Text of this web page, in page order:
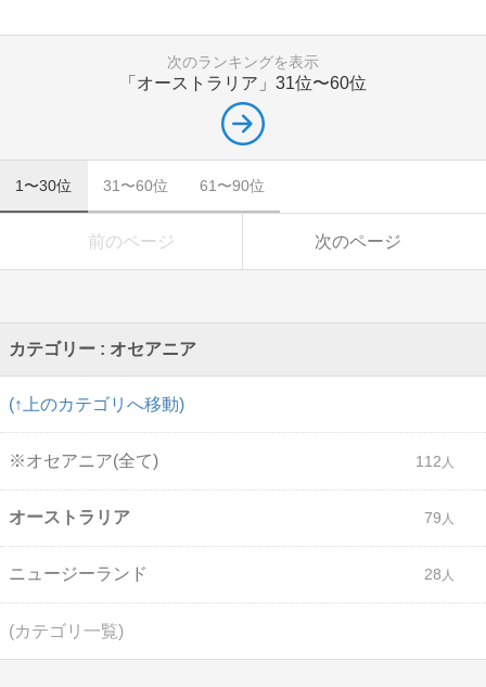
次のランキングを表示
「オーストラリア」 31位〜60位
1〜30位 31〜60位 61〜90位
前のページ 次のページ
カテゴリー : オセアニア
(↑上のカテゴリへ移動)
※オセアニア(全て) 112
オーストラリア 79
ニュージーランド 28
(カテゴリ一覧)